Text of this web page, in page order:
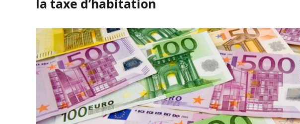
la taxe d’habitation